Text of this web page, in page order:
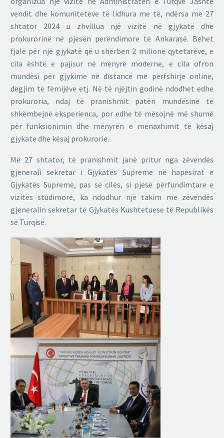
vendit dhe komuniteteve të lidhura me të, ndërsa më 27
shtator 2024 u zhvillua një vizitë në gjykatë dhe
prokurorinë në pjesën perëndimore të Ankarasë. Bëhet
fjalë për një gjykatë që u shërben 2 milionë qytetarëve, e
cila është e pajisur në mënyrë moderne, e cila ofron
mundësi për gjykime në distancë me përfshirje online,
dëgjim të fëmijëve etj. Në të njëjtin godinë ndodhet edhe
prokuroria, ndaj të pranishmit patën mundësinë të
shkëmbejnë eksperienca, por edhe të mësojnë më shumë
për funksionimin dhe mënyrën e menaxhimit të kësaj
gjykate dhe kësaj prokurorie.
Më 27 shtator, të pranishmit janë pritur nga zëvendës
gjenerali sekretar i Gjykatës Supreme në hapësirat e
Gjykatës Supreme, pas së cilës, si pjesë përfundimtare e
vizitës studimore, ka ndodhur një takim me zëvendës
gjeneralin sekretar të Gjykatës Kushtetuese të Republikës
së Turqisë.